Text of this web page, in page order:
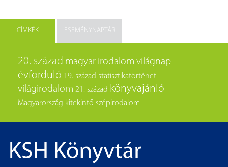
CÍMKÉK ESEMÉNYNAPTÁR
20. század magyar irodalom világnap
évforduló 19. század statisztikatörténet
világirodalom 21. század könyvajánló
Magyarország kitekintő szépirodalom